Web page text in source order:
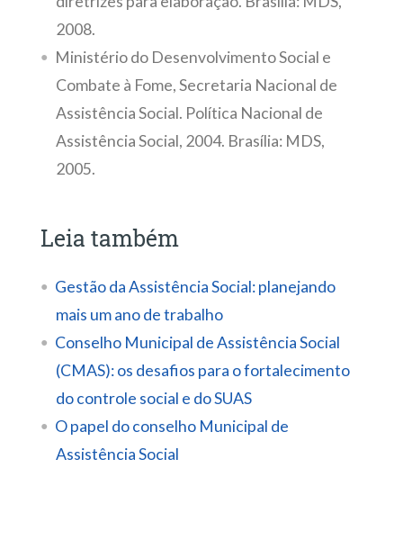
2008.
Ministério do Desenvolvimento Social e
Combate à Fome, Secretaria Nacional de
Assistência Social. Política Nacional de
Assistência Social, 2004. Brasília: MDS,
2005.
Leia também
Gestão da Assistência Social: planejando
mais um ano de trabalho
Conselho Municipal de Assistência Social
(CMAS): os desafios para o fortalecimento
do controle social e do SUAS
O papel do conselho Municipal de
Assistência Social